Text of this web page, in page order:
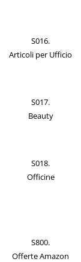
S016.
Articoli per Ufficio
S017.
Beauty
S018.
Officine
S800.
Offerte Amazon